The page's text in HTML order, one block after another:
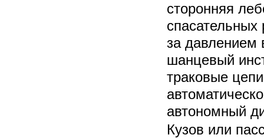
сторонняя
спасательных
за давлением
шанцевый
траковые
автономный
Кузов или